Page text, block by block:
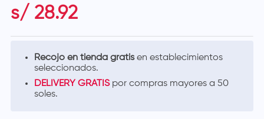
s/ 28.92
Recojo en tienda gratisen establecimientos
seleccionados.
DELIVERY GRATISpor compras mayores a 50
soles.